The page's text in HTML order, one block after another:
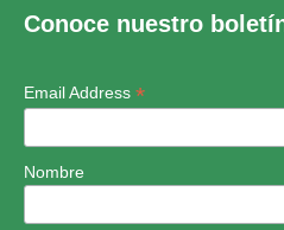
Conoce nuestro
Email Address *
Nombre